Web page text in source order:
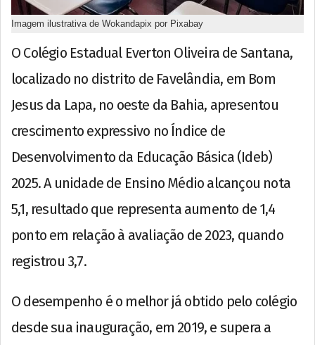
Imagem ilustrativa de Wokandapix por Pixabay
O Colégio Estadual Everton Oliveira de Santana,
localizado no distrito de Favelândia, em Bom
Jesus da Lapa, no oeste da Bahia, apresentou
crescimento expressivo no Índice de
Desenvolvimento da Educação Básica (Ideb)
2025. A unidade de Ensino Médio alcançou nota
5,1, resultado que representa aumento de 1,4
ponto em relação à avaliação de 2023, quando
registrou 3,7.
O desempenho é o melhor já obtido pelo colégio
desde sua inauguração, em 2019, e supera a